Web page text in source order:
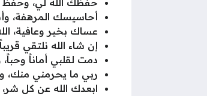
حفظك الله لي، وحفظ
أحاسيسك المرهفة،
عساك بخير وعافية،
إن شاء الله نلتقي
دمت لقلبي أماناً
ربي ما يحرمني منك،
ابعدك الله عن كل شر،